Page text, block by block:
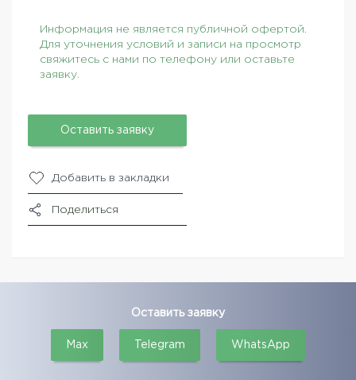
Информация не является публичной офертой.
Для уточнения условий и записи на просмотр
свяжитесь с нами по телефону или оставьте
заявку.
Оставить заявку
Добавить в закладки
Поделиться
Оставить заявку
Max Telegram WhatsApp